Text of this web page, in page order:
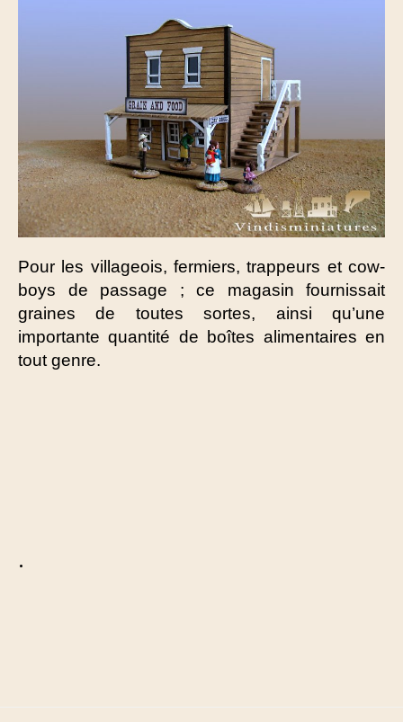
Pour les villageois, fermiers, trappeurs et cow-
boys de passage ; ce magasin fournissait
graines de toutes sortes, ainsi qu’une
importante quantité de boîtes alimentaires en
tout genre.
.